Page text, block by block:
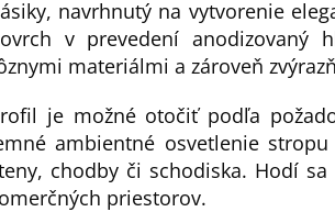
navrhnutý na vytvorenie
v prevedení anodizovaný
materiálmi a zároveň
je možné otočiť podľa
ambientné osvetlenie
chodby či schodiska. Hodí
priestorov.